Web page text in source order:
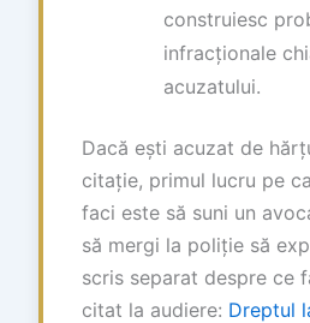
construiesc
infracționale
acuzatului.
Dacă ești acuzat de
citație, primul lucru pe
faci este să suni un
să mergi la poliție să
scris separat despre ce
citat la audiere: Dreptul